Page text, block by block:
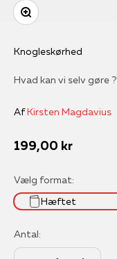
Zoom
Knogleskørhed
Hvad kan vi selv gøre ?
AfKirsten Magdavius
Salgspris
199,00 kr
Vælg format:
Hæftet
Antal: